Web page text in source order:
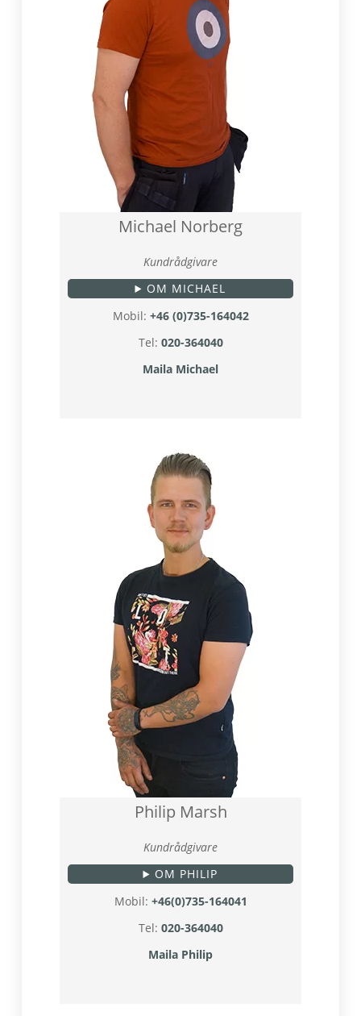
Michael Norberg
Kundrådgivare
OM MICHAEL
Mobil: +46 (0)735-164042
Tel: 020-364040
Maila Michael
Philip Marsh
Kundrådgivare
OM PHILIP
Mobil: +46(0)735-164041
Tel: 020-364040
Maila Philip